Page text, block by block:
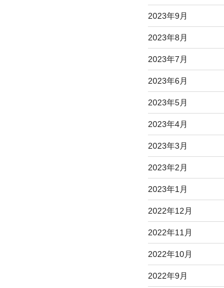
2023年9月
2023年8月
2023年7月
2023年6月
2023年5月
2023年4月
2023年3月
2023年2月
2023年1月
2022年12月
2022年11月
2022年10月
2022年9月